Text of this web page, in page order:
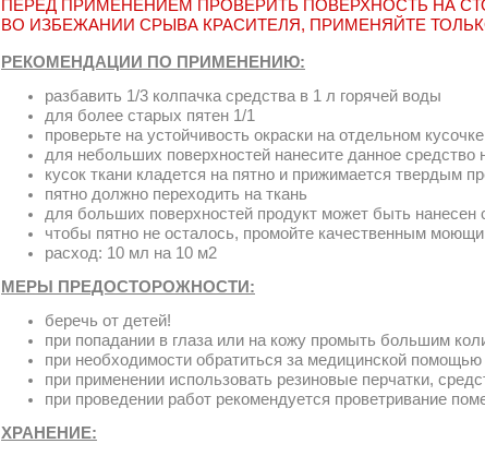
ПЕРЕД ПРИМЕНЕНИЕМ ПРОВЕРИТЬ ПОВЕРХНОСТЬ НА
ВО ИЗБЕЖАНИИ СРЫВА КРАСИТЕЛЯ, ПРИМЕНЯЙТЕ
РЕКОМЕНДАЦИИ ПО ПРИМЕНЕНИЮ:
разбавить 1/3 колпачка средства в 1 л горячей воды
для более старых пятен 1/1
проверьте на устойчивость окраски на отдельном
для небольших поверхностей нанесите данное средство
кусок ткани кладется на пятно и прижимается твердым
пятно должно переходить на ткань
для больших поверхностей продукт может быть
чтобы пятно не осталось, промойте качественным
расход: 10 мл на 10 м2
МЕРЫ ПРЕДОСТОРОЖНОСТИ:
беречь от детей!
при попадании в глаза или на кожу промыть большим
при необходимости обратиться за медицинской помощью
при применении использовать резиновые перчатки,
при проведении работ рекомендуется проветривание
ХРАНЕНИЕ: